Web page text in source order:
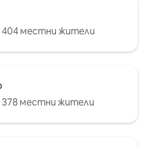
местни жители
местни жители